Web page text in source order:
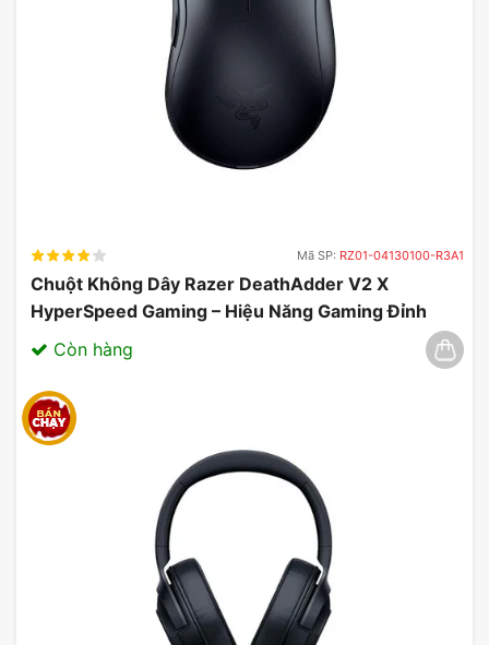
Logitech MX Master 3S Wireless Bluetooth cá nhân
hóa mọi hành động và thiết lập theo dõi thông qua ứng
dụng cài đặt Logitech Options. Bạn có thể tùy chỉnh
các cài đặt trước để giúp bạn làm việc nhanh hơn và
v.v.
Thời lượng pin lên đến 70 ngày khi sạc đầy, trang
Logitech MX Master 3S Wireless Bluetooth khi được
sạc đầy sẽ cho thời gian sử dụng lên đến 70 ngày nên
bạn có thể thoải mái sử dụng trong thời gian dài mà
không cần phải sạc lại nhiều lần. Ngoài ra, chuột cũng
có khả năng sử dụng 3 phút sau 1 phút sạc nhanh.
Bên cạnh đó, chuột còn được trang bị các cổng kết nối
Mã SP: RZ01-04130100-R3A1
Chuột Không Dây Razer DeathAdder V2 X
HyperSpeed Gaming – Hiệu Năng Gaming Đỉnh
Cao 03/2025
Còn hàng